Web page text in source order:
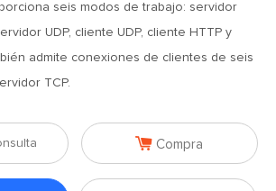
seis modos de trabajo: servidor
UDP, cliente UDP, cliente HTTP y
admite conexiones de clientes de seis
TCP.
 Compra